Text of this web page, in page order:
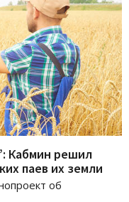
Кабмин решил
паев их земли
об